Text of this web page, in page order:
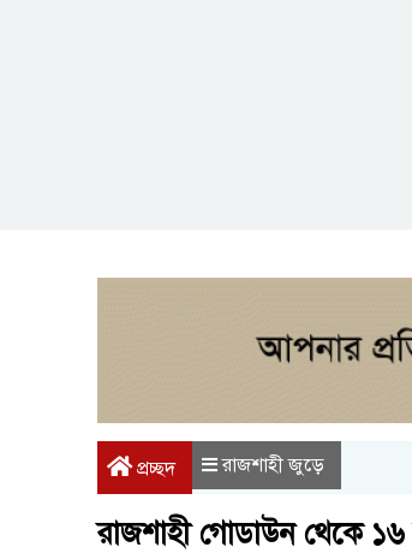
প্রচ্ছদ রাজশাহী জুড়ে
রাজশাহী গোডাউন থেকে ১৬